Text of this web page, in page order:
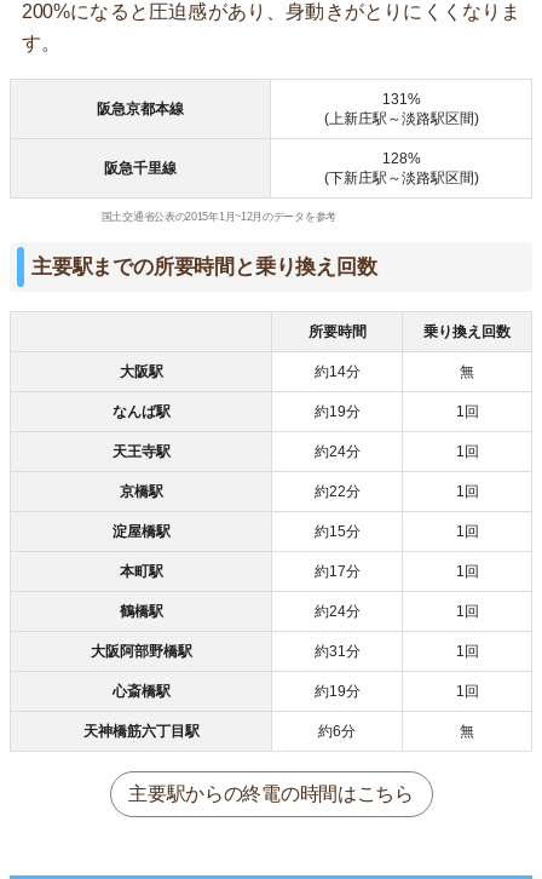
200%になると圧迫感があり、身動きがとりにくくなりま
す。
阪急京都本線
131%
(上新庄駅～淡路駅区間)
阪急千里線
128%
(下新庄駅～淡路駅区間)
国土交通省公表の2015年1月~12月のデータを参考
主要駅までの所要時間と乗り換え回数
所要時間 乗り換え回数
大阪駅 約14分 無
なんば駅 約19分 1回
天王寺駅 約24分 1回
京橋駅 約22分 1回
淀屋橋駅 約15分 1回
本町駅 約17分 1回
鶴橋駅 約24分 1回
大阪阿部野橋駅 約31分 1回
心斎橋駅 約19分 1回
天神橋筋六丁目駅 約6分 無
主要駅からの終電の時間はこちら